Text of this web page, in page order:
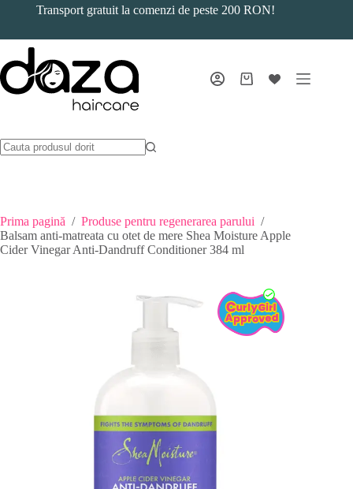
Transport gratuit la comenzi de peste 200 RON!
Coș
Prima pagină / Produse pentru regenerarea parului /
Balsam anti-matreata cu otet de mere Shea Moisture Apple
Cider Vinegar Anti-Dandruff Conditioner 384 ml